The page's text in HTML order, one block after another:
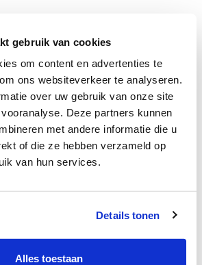
gebruik van cookies
om content en advertenties te
ons websiteverkeer te analyseren.
over uw gebruik van onze site
Deze partners kunnen
met andere informatie die u
of die ze hebben verzameld op
van hun services.
Details tonen
Alles toestaan
Vascular surgery
online